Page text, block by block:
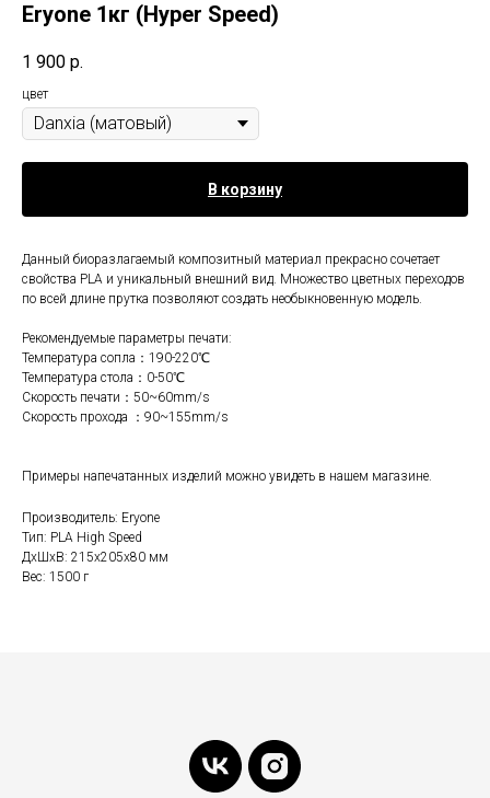
Eryone 1кг (Hyper Speed)
1 900 р.
цвет
В корзину
Данный биоразлагаемый композитный материал прекрасно сочетает
свойства PLA и уникальный внешний вид. Множество цветных переходов
по всей длине прутка позволяют создать необыкновенную модель.
Рекомендуемые параметры печати:
Температура сопла：190-220℃
Температура стола：0-50℃
Скорость печати：50~60mm/s
Скорость прохода ：90~155mm/s
Примеры напечатанных изделий можно увидеть в нашем магазине.
Производитель: Eryone
Тип: PLA High Speed
ДxШxВ: 215x205x80 мм
Вес: 1500 г